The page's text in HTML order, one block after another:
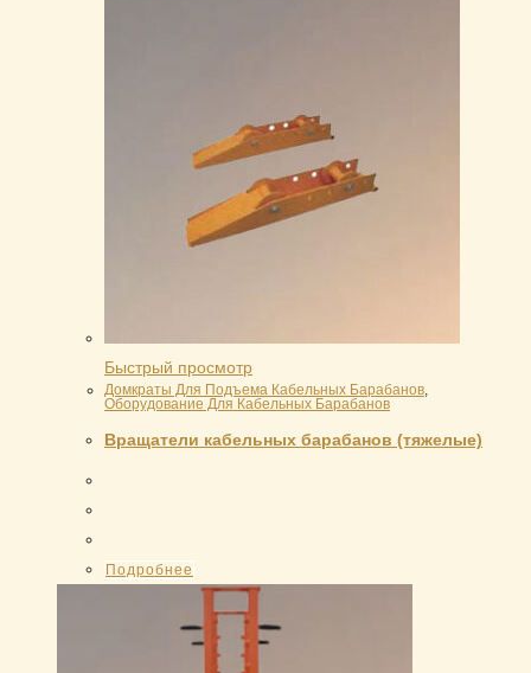
Быстрый просмотр
Домкраты Для Подъема Кабельных Барабанов,
Оборудование Для Кабельных Барабанов
Вращатели кабельных барабанов (тяжелые)
Подробнее